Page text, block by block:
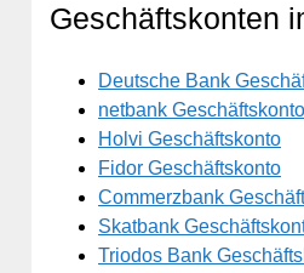
Geschäftskonten
Deutsche Bank
netbank Geschäftskonto
Holvi Geschäftskonto
Fidor Geschäftskonto
Commerzbank
Skatbank
Triodos Bank